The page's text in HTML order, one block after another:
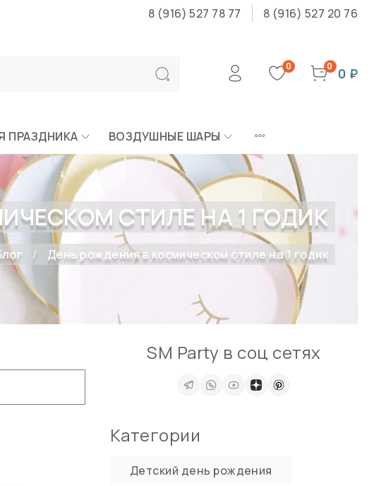
8 (916) 527 78 77 8 (916) 527 20 76
0 0 0 ₽
ПРАЗДНИКА ВОЗДУШНЫЕ ШАРЫ
СТИЛЕ НА 1 ГОДИК
День рождения в космическом стиле на 1 годик
SM Party в соц сетях
Категории
Детский день рождения